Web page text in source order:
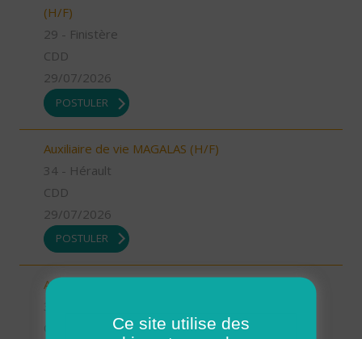
(H/F)
29 - Finistère
CDD
29/07/2026
POSTULER
Auxiliaire de vie MAGALAS (H/F)
34 - Hérault
CDD
29/07/2026
POSTULER
Aide à domicile BEZIERS (H/F)
Ce site utilise des